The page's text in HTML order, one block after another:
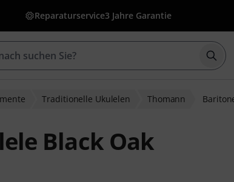
Reparaturservice3 Jahre Garantie
Traditionelle Ukulelen Thomann
Black Oak